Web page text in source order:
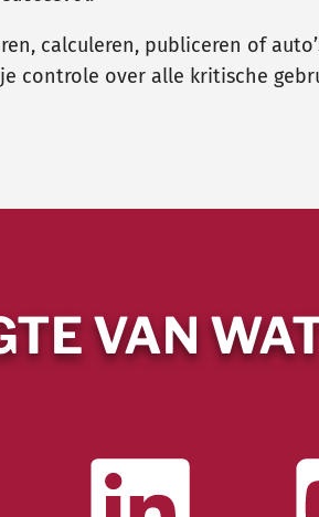
calculeren, publiceren of
controle over alle kritische
VAN